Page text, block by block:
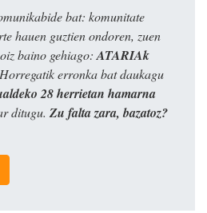
bat: komunitate
hauen guztien ondoren, zuen
baino gehiago: ATARIAk
erronka bat daukagu
28 herrietan hamarna
ditugu. Zu falta zara, bazatoz?